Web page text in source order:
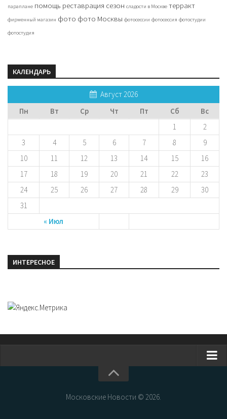
параплане помощь реставрация сезон сладости в Москве терракт
фирменный магазин фото фото Москвы фотосессии фотосессия фотостудии
фотостудия
КАЛЕНДАРЬ
Август 2026
Пн
Вт Ср Чт Пт Сб Вс
« Июл
1
2
3
4 5 6 7 8
9
10
11 12 13 14 15
16
17
18 19 20 21 22
23
24
25 26 27 28 29
30
31
ИНТЕРЕСНОЕ
Новости МосквыМосковские Новости © 2026.